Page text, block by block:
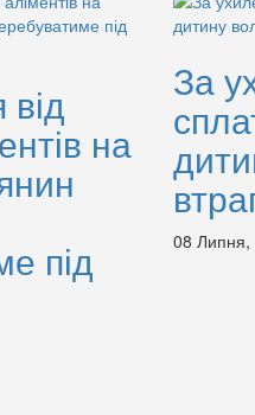
на
під
За
08 Липня,